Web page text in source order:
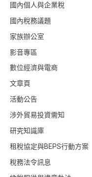
國內個人與企業稅
國內稅務議題
家族辦公室
影音專區
數位經濟與電商
文章頁
活動公告
涉外貿易投資需知
研究知識庫
租稅協定與BEPS行動方案
稅務法令訊息